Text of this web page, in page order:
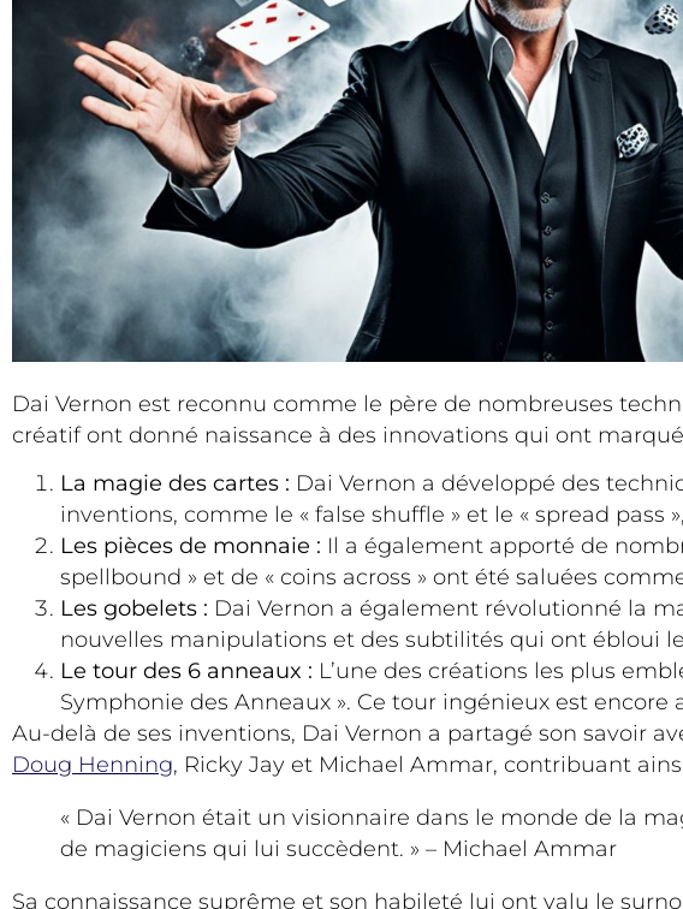
Dai Vernon est reconnu comme le père de nombreuses
créatif ont donné naissance à des innovations qui ont
La magie des cartes : Dai Vernon a développé des
inventions, comme le « false shuffle » et le « spread
Les pièces de monnaie : Il a également apporté de
spellbound » et de « coins across » ont été saluées
Les gobelets : Dai Vernon a également révolutionné la
nouvelles manipulations et des subtilités qui ont ébloui
Le tour des 6 anneaux : L’une des créations les plus
Symphonie des Anneaux ». Ce tour ingénieux est encore
Au-delà de ses inventions, Dai Vernon a partagé son savoir
Doug Henning, Ricky Jay et Michael Ammar, contribuant
« Dai Vernon était un visionnaire dans le monde de la
de magiciens qui lui succèdent. » – Michael Ammar
Sa connaissance suprême et son habileté lui ont valu le